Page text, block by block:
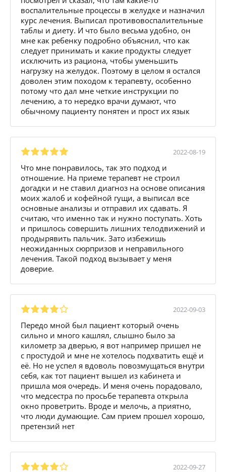
воспалительные процессы в желудке и назначил
курс лечения. Выписал противовоспалительные
таблы и диету. И что было весьма удобно, он
мне как ребенку подробно объяснил, что как
следует принимать и какие продукты следует
исключить из рациона, чтобы уменьшить
нагрузку на желудок. Поэтому в целом я остался
доволен этим походом к терапевту, особенно
потому что дал мне четкие инструкции по
лечению, а то нередко врачи думают, что
обычному пациенту понятен и прост их язык
2022-08-19
Что мне понравилось, так это подход и
отношение. На приеме терапевт не строил
догадки и не ставил диагноз на основе описания
моих жалоб и кофейной гущи, а выписал все
основные анализы и отправил их сдавать. Я
считаю, что именно так и нужно поступать. Хоть
и пришлось совершить лишних телодвижений и
продырявить пальчик. Зато избежишь
неожиданных сюрпризов и неправильного
лечения. Такой подход вызывает у меня
доверие.
2022-09-03
Передо мной был пациент который очень
сильно и много кашлял, слышно было за
километр за дверью, я вот например пришел не
с простудой и мне не хотелось подхватить ещё и
её. Но не успел я вдоволь повозмущаться внутри
себя, как тот пациент вышел из кабинета и
пришла моя очередь. И меня очень порадовало,
что медсестра по просьбе терапевта открыла
окно проветрить. Вроде и мелочь, а приятно,
что люди думающие. Сам прием прошел хорошо,
претензий нет
2022-09-27